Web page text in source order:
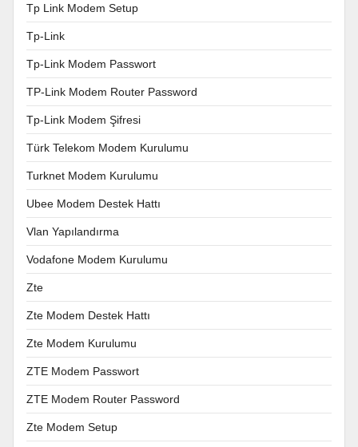
Tp Link Modem Setup
Tp-Link
Tp-Link Modem Passwort
TP-Link Modem Router Password
Tp-Link Modem Şifresi
Türk Telekom Modem Kurulumu
Turknet Modem Kurulumu
Ubee Modem Destek Hattı
Vlan Yapılandırma
Vodafone Modem Kurulumu
Zte
Zte Modem Destek Hattı
Zte Modem Kurulumu
ZTE Modem Passwort
ZTE Modem Router Password
Zte Modem Setup